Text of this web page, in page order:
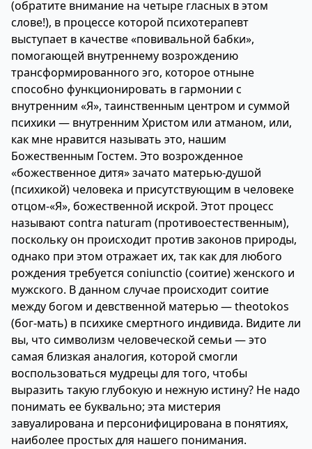
(обратите внимание на четыре гласных в этом
слове!), в процессе которой психотерапевт
выступает в качестве «повивальной бабки»,
помогающей внутреннему возрождению
трансформированного эго, которое отныне
способно функционировать в гармонии с
внутренним «Я», таинственным центром и суммой
психики — внутренним Христом или атманом, или,
как мне нравится называть это, нашим
Божественным Гостем. Это возрожденное
«божественное дитя» зачато матерью-душой
(психикой) человека и присутствующим в человеке
отцом-«Я», божественной искрой. Этот процесс
называют contra naturam (противоестественным),
поскольку он происходит против законов природы,
однако при этом отражает их, так как для любого
рождения требуется coniunctio (соитие) женского и
мужского. В данном случае происходит соитие
между богом и девственной матерью — theotokos
(бог-мать) в психике смертного индивида. Видите ли
вы, что символизм человеческой семьи — это
самая близкая аналогия, которой смогли
воспользоваться мудрецы для того, чтобы
выразить такую глубокую и нежную истину? Не надо
понимать ее буквально; эта мистерия
завуалирована и персонифицирована в понятиях,
наиболее простых для нашего понимания.